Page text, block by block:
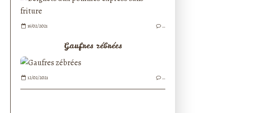
16/02/2021 …
Gaufres zébrées
12/02/2021 …